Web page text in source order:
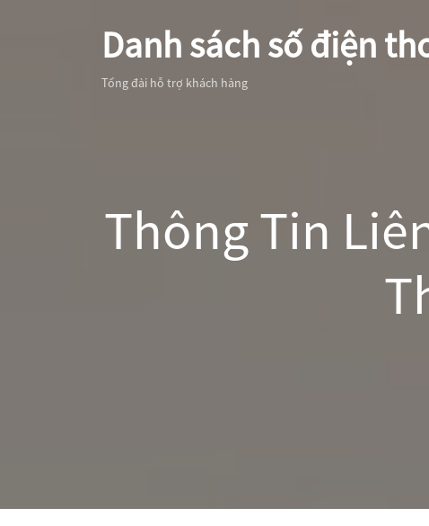
Danh sách số điện
Tổng đài hỗ trợ khách hàng
Thông Tin